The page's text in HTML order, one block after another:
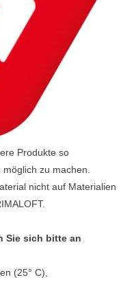
Produkte so
zu machen.
nicht auf Materialien
Sie sich bitte an
(25° C),